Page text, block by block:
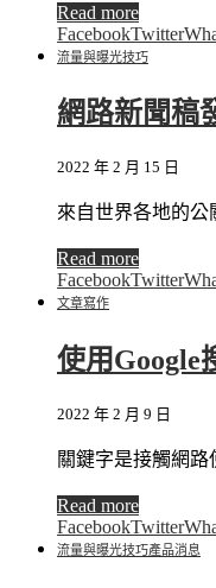
Read more
FacebookTwitter
流量與曝光技巧
網路新聞稿
2022 年 2 月 15 日
來自世界各地的
Read more
FacebookTwitter
文章寫作
使用Google
2022 年 2 月 9 日
關鍵字是接觸網
Read more
FacebookTwitter
流量與曝光技巧產品消息